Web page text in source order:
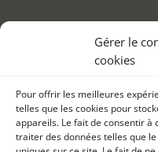
Gérer le
cookies
Pour offrir les meilleures
telles que les cookies pour
appareils. Le fait de consentir à
traiter des données telles que